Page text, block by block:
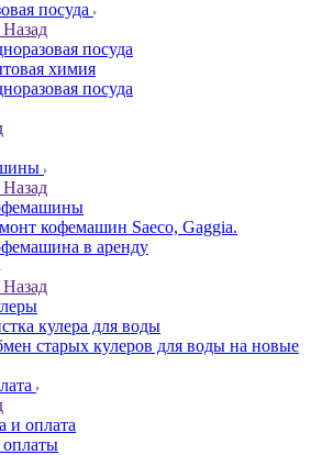
посуда
Назад
посуда
химия
посуда
Назад
кофемашин Saeco, Gaggia.
в аренду
Назад
кулера для воды
старых кулеров для воды на новые
и оплата
оплаты